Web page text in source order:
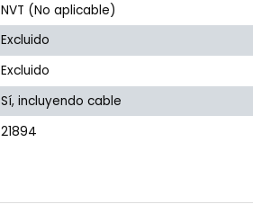
NVT (No aplicable)
Excluido
Excluido
Sí, incluyendo cable
21894